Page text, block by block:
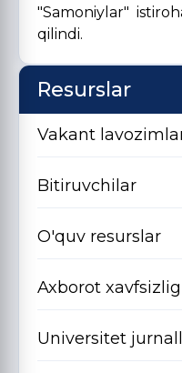
"Samoniylar"
qilindi.
Resurslar
Vakant
Bitiruvchilar
O'quv resurslar
Axborot
Universitet